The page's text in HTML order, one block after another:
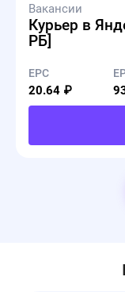
Вакансии
Курьер в
РБ]
EPC
20.64 ₽